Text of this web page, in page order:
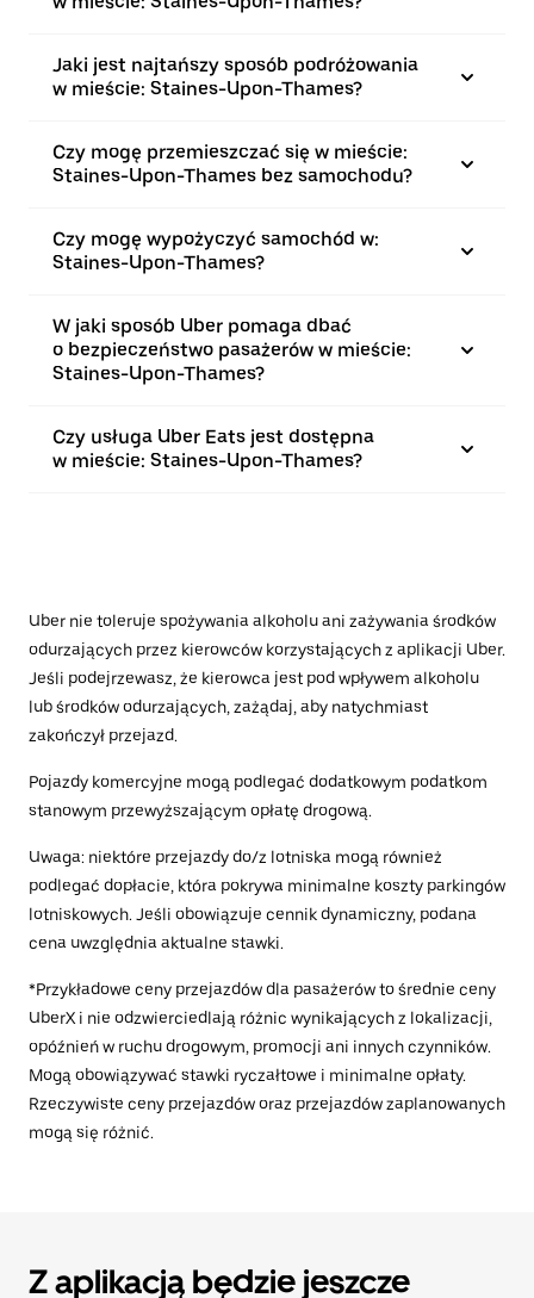
Jaki jest najtańszy sposób podróżowania
w mieście: Staines-Upon-Thames?
Czy mogę przemieszczać się w mieście:
Staines-Upon-Thames bez samochodu?
Czy mogę wypożyczyć samochód w:
Staines-Upon-Thames?
W jaki sposób Uber pomaga dbać
o bezpieczeństwo pasażerów w mieście:
Staines-Upon-Thames?
Czy usługa Uber Eats jest dostępna
w mieście: Staines-Upon-Thames?
Uber nie toleruje spożywania alkoholu ani zażywania środków
odurzających przez kierowców korzystających z aplikacji Uber.
Jeśli podejrzewasz, że kierowca jest pod wpływem alkoholu
lub środków odurzających, zażądaj, aby natychmiast
zakończył przejazd.
Pojazdy komercyjne mogą podlegać dodatkowym podatkom
stanowym przewyższającym opłatę drogową.
Uwaga: niektóre przejazdy do/z lotniska mogą również
podlegać dopłacie, która pokrywa minimalne koszty parkingów
lotniskowych. Jeśli obowiązuje cennik dynamiczny, podana
cena uwzględnia aktualne stawki.
*Przykładowe ceny przejazdów dla pasażerów to średnie ceny
UberX i nie odzwierciedlają różnic wynikających z lokalizacji,
opóźnień w ruchu drogowym, promocji ani innych czynników.
Mogą obowiązywać stawki ryczałtowe i minimalne opłaty.
Rzeczywiste ceny przejazdów oraz przejazdów zaplanowanych
mogą się różnić.
Z aplikacją będzie jeszcze